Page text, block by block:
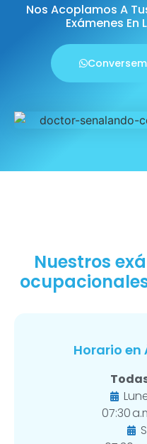
Nos Acoplamos A
Exámenes En
Nuestros
Horario en
07:30